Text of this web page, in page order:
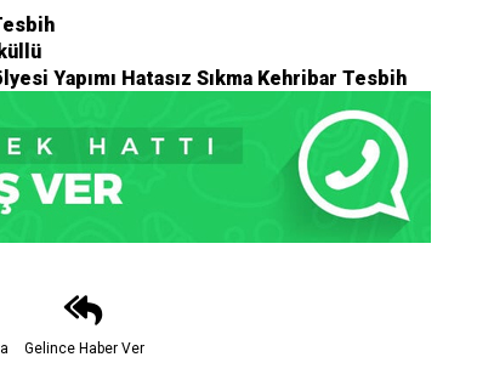
Yapımı Hatasız Sıkma Kehribar Tesbih
Gelince Haber Ver